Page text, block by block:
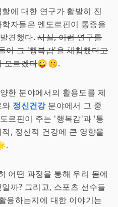
에 대한 연구가 활발히 진
자들은 엔도르핀이 통증을
견했다.사실, 이런 연구를
이 그 '행복감'을 체험했다고
모르겠다😜🤫.
한 분야에서의 활용도를 제
정신건강분야에서 그 중
르핀이 주는 '행복감'과 '통
, 정신적 건강에 큰 영향을
어떤 과정을 통해 우리 몸에
까? 그리고, 스포츠 선수들
용하는지에 대한 이야기는